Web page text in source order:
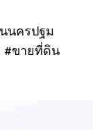
นครปฐม
#ขายที่ดิน